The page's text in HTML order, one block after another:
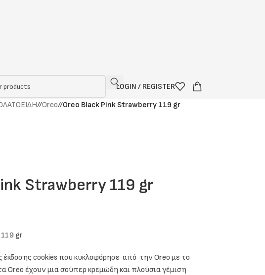
LOGIN / REGISTER
/ Oreo/ Oreo Black Pink Strawberry 119 gr
Strawberry 119 gr
gr
έκδοσης cookies που κυκλοφόρησε από την Oreo με το
Oreo έχουν μια σούπερ κρεμώδη και πλούσια γέμιση